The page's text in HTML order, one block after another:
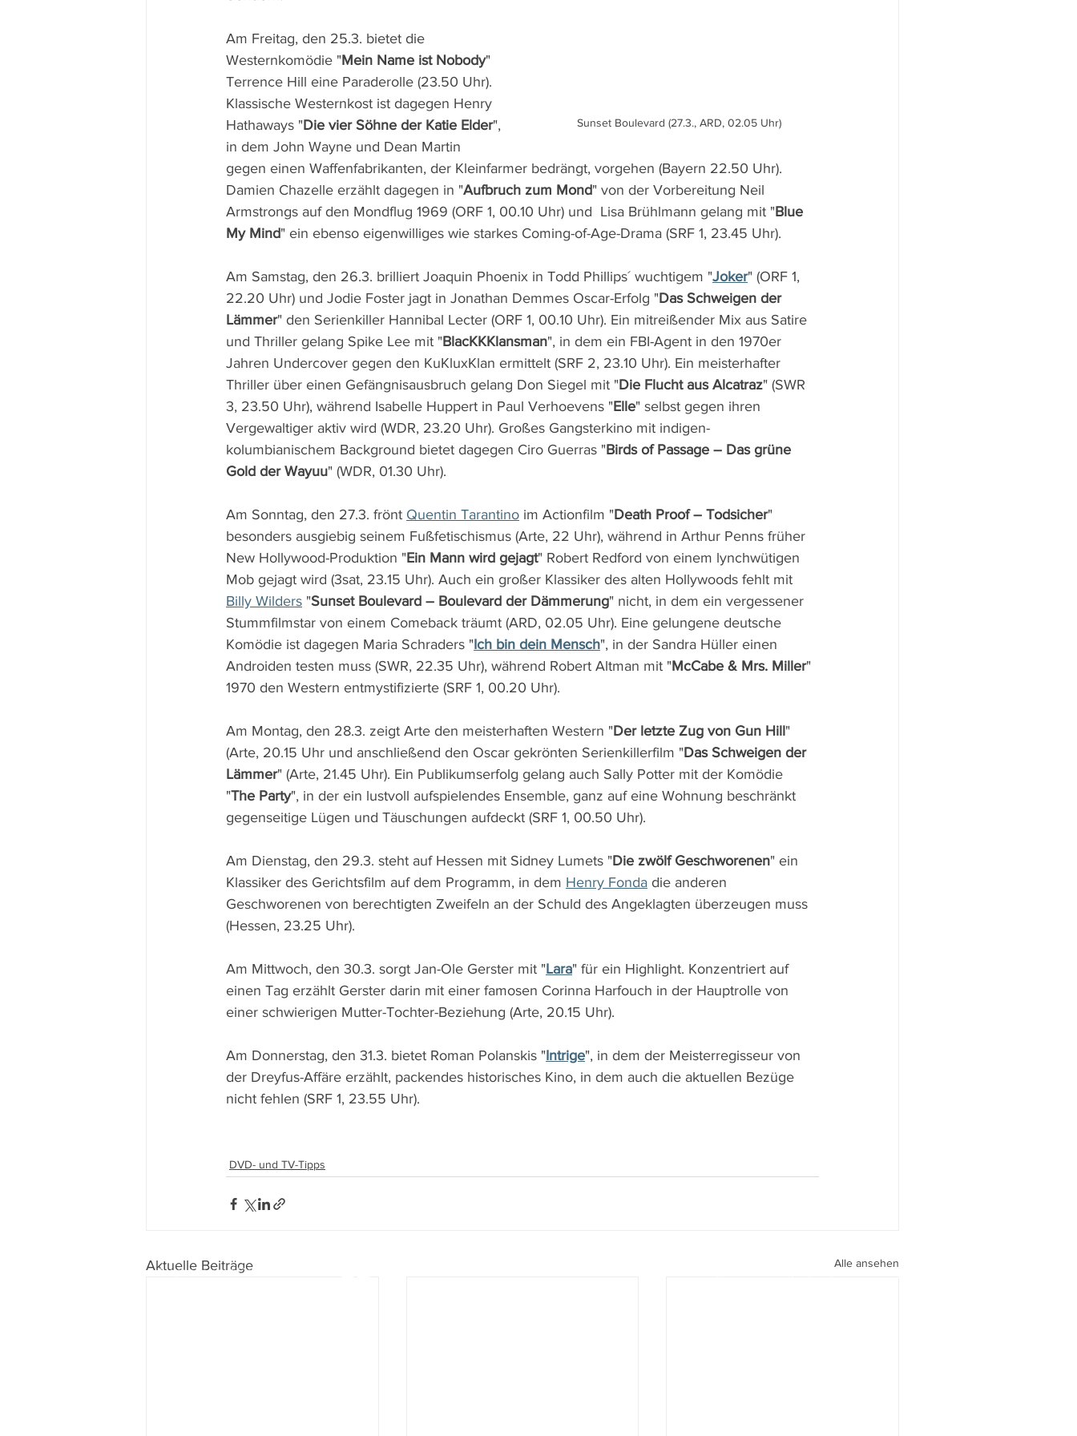
Sunset Boulevard (27.3., ARD, 02.05 Uhr)
Am Freitag, den 25.3. bietet die
Westernkomödie "Mein Name ist Nobody"
Terrence Hill eine Paraderolle (23.50 Uhr).
Klassische Westernkost ist dagegen Henry
Hathaways "Die vier Söhne der Katie Elder",
in dem John Wayne und Dean Martin
gegen einen Waffenfabrikanten, der Kleinfarmer bedrängt, vorgehen (Bayern 22.50 Uhr).
Damien Chazelle erzählt dagegen in "Aufbruch zum Mond" von der Vorbereitung Neil
Armstrongs auf den Mondflug 1969 (ORF 1, 00.10 Uhr) und  Lisa Brühlmann gelang mit "Blue
My Mind" ein ebenso eigenwilliges wie starkes Coming-of-Age-Drama (SRF 1, 23.45 Uhr).
Am Samstag, den 26.3. brilliert Joaquin Phoenix in Todd Phillips´ wuchtigem "Joker" (ORF 1,
22.20 Uhr) und Jodie Foster jagt in Jonathan Demmes Oscar-Erfolg "Das Schweigen der
Lämmer" den Serienkiller Hannibal Lecter (ORF 1, 00.10 Uhr). Ein mitreißender Mix aus Satire
und Thriller gelang Spike Lee mit "BlacKKKlansman", in dem ein FBI-Agent in den 1970er
Jahren Undercover gegen den KuKluxKlan ermittelt (SRF 2, 23.10 Uhr). Ein meisterhafter
Thriller über einen Gefängnisausbruch gelang Don Siegel mit "Die Flucht aus Alcatraz" (SWR
3, 23.50 Uhr), während Isabelle Huppert in Paul Verhoevens "Elle" selbst gegen ihren
Vergewaltiger aktiv wird (WDR, 23.20 Uhr). Großes Gangsterkino mit indigen-
kolumbianischem Background bietet dagegen Ciro Guerras "Birds of Passage – Das grüne
Gold der Wayuu" (WDR, 01.30 Uhr).
Am Sonntag, den 27.3. frönt Quentin Tarantino im Actionfilm "Death Proof – Todsicher"
besonders ausgiebig seinem Fußfetischismus (Arte, 22 Uhr), während in Arthur Penns früher
New Hollywood-Produktion "Ein Mann wird gejagt" Robert Redford von einem lynchwütigen
Mob gejagt wird (3sat, 23.15 Uhr). Auch ein großer Klassiker des alten Hollywoods fehlt mit
Billy Wilders "Sunset Boulevard – Boulevard der Dämmerung" nicht, in dem ein vergessener
Stummfilmstar von einem Comeback träumt (ARD, 02.05 Uhr). Eine gelungene deutsche
Komödie ist dagegen Maria Schraders "Ich bin dein Mensch", in der Sandra Hüller einen
Androiden testen muss (SWR, 22.35 Uhr), während Robert Altman mit "McCabe & Mrs. Miller"
1970 den Western entmystifizierte (SRF 1, 00.20 Uhr).
Am Montag, den 28.3. zeigt Arte den meisterhaften Western "Der letzte Zug von Gun Hill"
(Arte, 20.15 Uhr und anschließend den Oscar gekrönten Serienkillerfilm "Das Schweigen der
Lämmer" (Arte, 21.45 Uhr). Ein Publikumserfolg gelang auch Sally Potter mit der Komödie
"The Party", in der ein lustvoll aufspielendes Ensemble, ganz auf eine Wohnung beschränkt
gegenseitige Lügen und Täuschungen aufdeckt (SRF 1, 00.50 Uhr).
Am Dienstag, den 29.3. steht auf Hessen mit Sidney Lumets "Die zwölf Geschworenen" ein
Klassiker des Gerichtsfilm auf dem Programm, in dem Henry Fonda die anderen
Geschworenen von berechtigten Zweifeln an der Schuld des Angeklagten überzeugen muss
(Hessen, 23.25 Uhr).
Am Mittwoch, den 30.3. sorgt Jan-Ole Gerster mit "Lara" für ein Highlight. Konzentriert auf
einen Tag erzählt Gerster darin mit einer famosen Corinna Harfouch in der Hauptrolle von
einer schwierigen Mutter-Tochter-Beziehung (Arte, 20.15 Uhr).
Am Donnerstag, den 31.3. bietet Roman Polanskis "Intrige", in dem der Meisterregisseur von
der Dreyfus-Affäre erzählt, packendes historisches Kino, in dem auch die aktuellen Bezüge
nicht fehlen (SRF 1, 23.55 Uhr).
DVD- und TV-Tipps
Aktuelle Beiträge Alle ansehen
Impressum IDatenschutz walter.gasperi@film-netz.com